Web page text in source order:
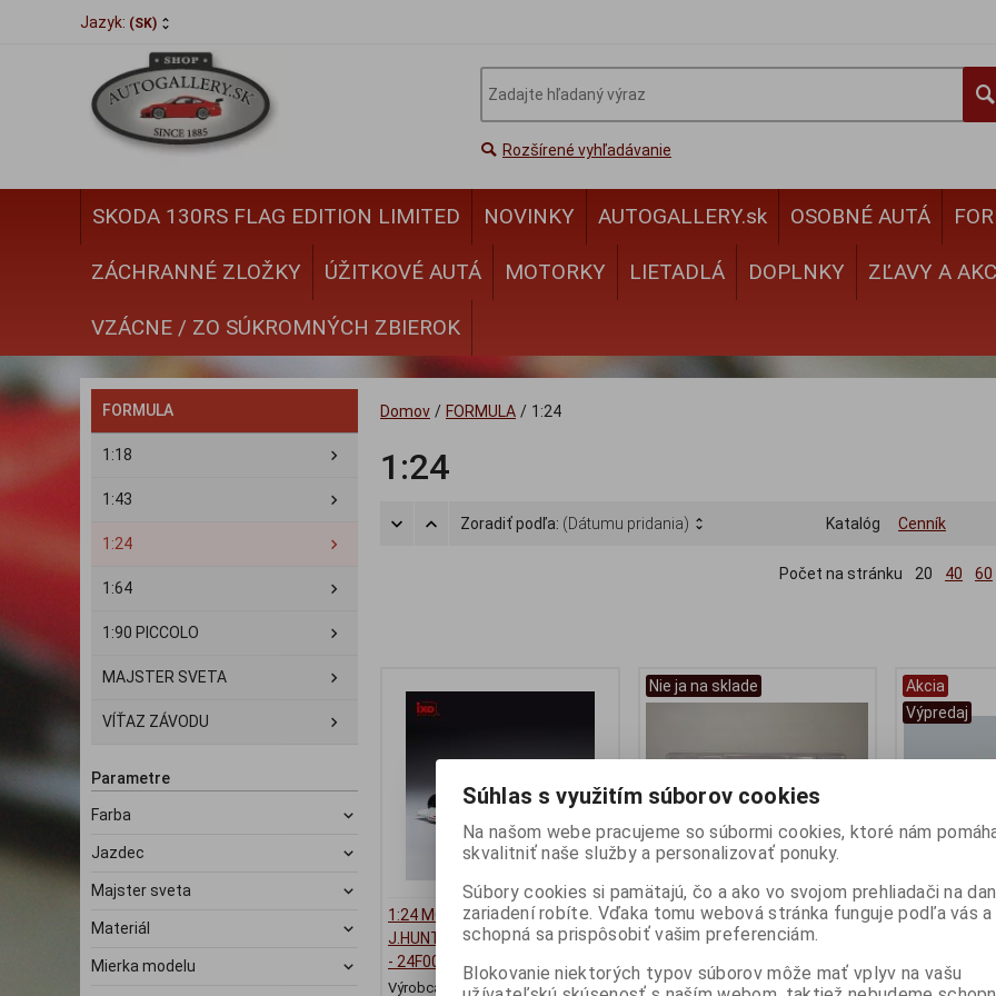
Jazyk: (SK)
Rozšírené vyhľadávanie
SKODA 130RS FLAG EDITION LIMITED NOVINKY AUTOGALLERY.sk OSOBNÉ AUTÁ
ZÁCHRANNÉ ZLOŽKY ÚŽITKOVÉ AUTÁ MOTORKY LIETADLÁ DOPLNKY ZĽAVY A
VZÁCNE / ZO SÚKROMNÝCH ZBIEROK
FORMULA
1:18
1:43
1:24
1:64
1:90 PICCOLO
MAJSTER SVETA
VÍŤAZ ZÁVODU
Parametre
Farba
Jazdec
Majster sveta
Materiál
Mierka modelu
Domov / FORMULA / 1:24
1:24
Zoradiť podľa: (Dátumu pridania) Katalóg Cenník
Počet na stránku 20 40 60
1:24 MCLAREN M23-FORD #11
J.HUNT GP CANADA 1976 - IXO
- 24F001
Výrobca:
IXO
Nie ja na sklade
1:24 MCLAREN MP4/4 #12
1988 AYRTON SENNA
WHITE/RED MARLBORO STYLE
blister PRE-PRODUCTION - IXO
Akcia
Výpredaj
1:24 FERRARI
Výrobca:
Súhlas s využitím súborov cookies
Na našom webe pracujeme so súbormi cookies, ktoré nám
skvalitniť naše služby a personalizovať ponuky.
Súbory cookies si pamätajú, čo a ako vo svojom prehliadači na
zariadení robíte. Vďaka tomu webová stránka funguje podľa vás a
schopná sa prispôsobiť vašim preferenciám.
Blokovanie niektorých typov súborov môže mať vplyv na vašu